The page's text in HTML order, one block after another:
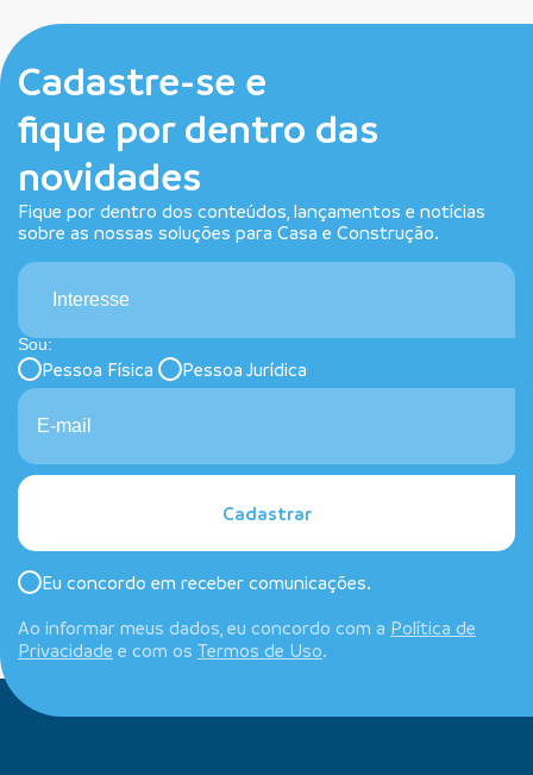
Cadastre-se e
fique por dentro das
novidades
Fique por dentro dos conteúdos, lançamentos e notícias
sobre as nossas soluções para Casa e Construção.
Interesse
Sou:
Pessoa Física Pessoa Jurídica
Cadastrar
Eu concordo em receber comunicações.
Ao informar meus dados, eu concordo com a Política de
Privacidade e com os Termos de Uso.